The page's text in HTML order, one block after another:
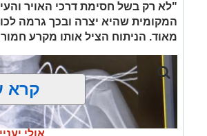
העיר ירושלים נעצרה והועברה להמשיך
מעצרם של החשודים הוארך בבית המשפט.
"לא רק בשל חסימת דרכי האויר
המקומית שהיא יצרה ובכך גרמה
מאוד. הניתוח הציל אותו מקרע
קרא